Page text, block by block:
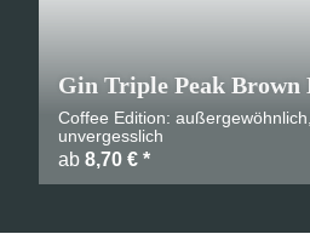
Gin Triple Peak Brown
Coffee Edition:
unvergesslich
ab 8,70 € *